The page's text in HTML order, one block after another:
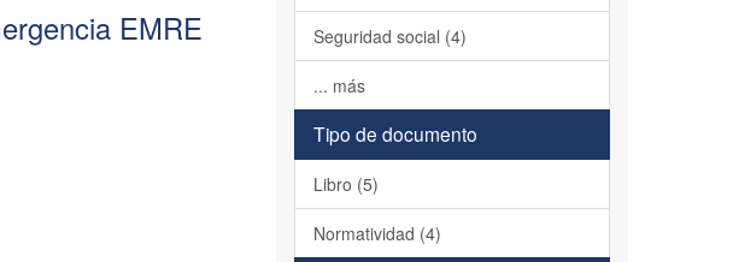
EMRE Seguridad social (4)
... más
Tipo de documento
Libro (5)
Normatividad (4)